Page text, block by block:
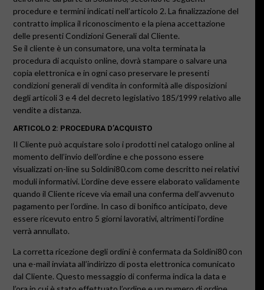
procedure e termini indicati nell’articolo 2. La finalizzazione del
contratto implica il riconoscimento e la piena accettazione
delle presenti Condizioni Generali dal Cliente.
Se il cliente è un consumatore, una volta terminata la
procedura di acquisto online, dovrà stampare o salvare una
copia elettronica e in ogni caso preservare le presenti
condizioni generali di vendita in conformità alle disposizioni
degli articoli 3 e 4 del decreto legislativo 185/1999 relativo alle
vendite a distanza.
ARTICOLO 2: PROCEDURA D’ACQUISTO
Il Cliente può acquistare solo i prodotti nel catalogo online al
momento dell’invio dell’ordine e che possono essere
visualizzati on-line su Soldini80.com come descritto nei relativi
moduli informativi. L’ordine deve essere elaborato validamente
quando il Cliente riceve via email una conferma dell’avvenuto
pagamento per l’ordine. In caso di bonifico anticipato, deve
essere ricevuto entro 5 giorni lavorativi, altrimenti l’ordine
verrà annullato.
La corretta ricezione degli ordini è confermata da Soldini80 con
una e-mail inviata all’indirizzo di posta elettronica comunicato
dal Cliente. Questo messaggio di conferma indica la data e